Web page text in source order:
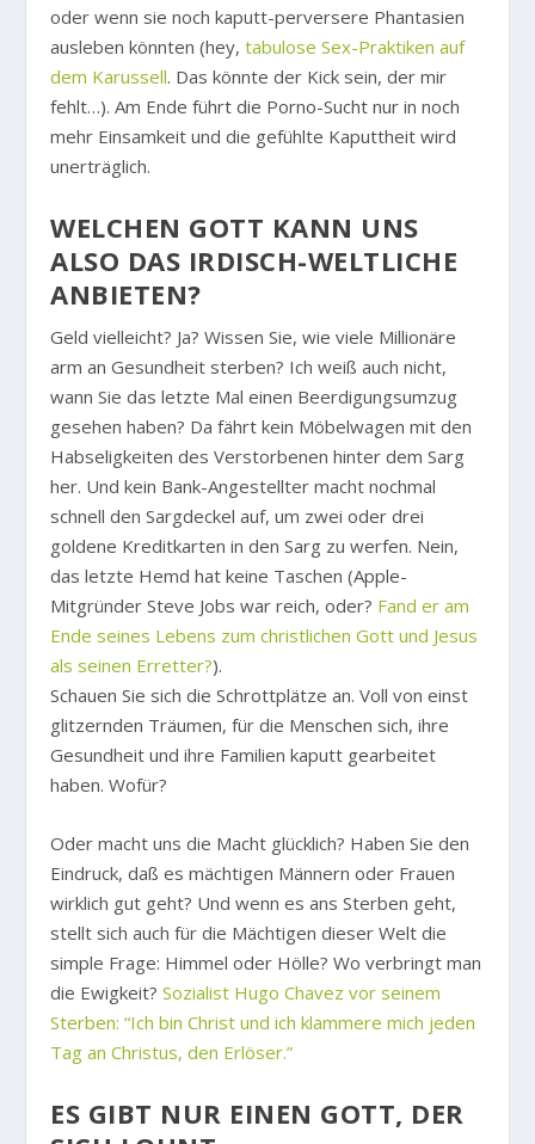
oder wenn sie noch kaputt-perversere Phantasien
ausleben könnten (hey,tabulose Sex-Praktiken auf
dem Karussell. Das könnte der Kick sein, der mir
fehlt…). Am Ende führt die Porno-Sucht nur in noch
mehr Einsamkeit und die gefühlte Kaputtheit wird
unerträglich.
WELCHEN GOTT KANN UNS
ALSO DAS IRDISCH-WELTLICHE
ANBIETEN?
Geld vielleicht? Ja? Wissen Sie, wie viele Millionäre
arm an Gesundheit sterben? Ich weiß auch nicht,
wann Sie das letzte Mal einen Beerdigungsumzug
gesehen haben? Da fährt kein Möbelwagen mit den
Habseligkeiten des Verstorbenen hinter dem Sarg
her. Und kein Bank-Angestellter macht nochmal
schnell den Sargdeckel auf, um zwei oder drei
goldene Kreditkarten in den Sarg zu werfen. Nein,
das letzte Hemd hat keine Taschen (Apple-
Mitgründer Steve Jobs war reich, oder? Fand er am
Ende seines Lebens zum christlichen Gott und Jesus
als seinen Erretter?).
Schauen Sie sich die Schrottplätze an. Voll von einst
glitzernden Träumen, für die Menschen sich, ihre
Gesundheit und ihre Familien kaputt gearbeitet
haben. Wofür?
Oder macht uns die Macht glücklich? Haben Sie den
Eindruck, daß es mächtigen Männern oder Frauen
wirklich gut geht? Und wenn es ans Sterben geht,
stellt sich auch für die Mächtigen dieser Welt die
simple Frage: Himmel oder Hölle? Wo verbringt man
die Ewigkeit?Sozialist Hugo Chavez vor seinem
Sterben: “Ich bin Christ und ich klammere mich jeden
Tag an Christus, den Erlöser.”
ES GIBT NUR EINEN GOTT, DER